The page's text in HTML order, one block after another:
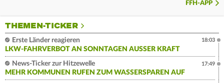
FFH-APP
THEMEN-TICKER
Erste Länder reagieren
LKW-FAHRVERBOT AN SONNTAGEN AUSSER KRAFT
18:03
News-Ticker zur Hitzewelle
MEHR KOMMUNEN RUFEN ZUM WASSERSPAREN AUF
17:49